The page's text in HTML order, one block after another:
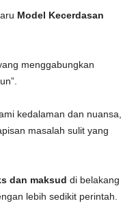
Model Kecerdasan
menggabungkan
kedalaman dan nuansa,
masalah sulit yang
dan maksud di belakang
lebih sedikit perintah.